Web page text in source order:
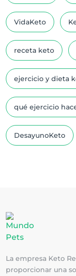
VidaKeto
receta keto
ejercicio y dieta
qué ejercicio
DesayunoKeto
La empresa Keto
proporcionar una